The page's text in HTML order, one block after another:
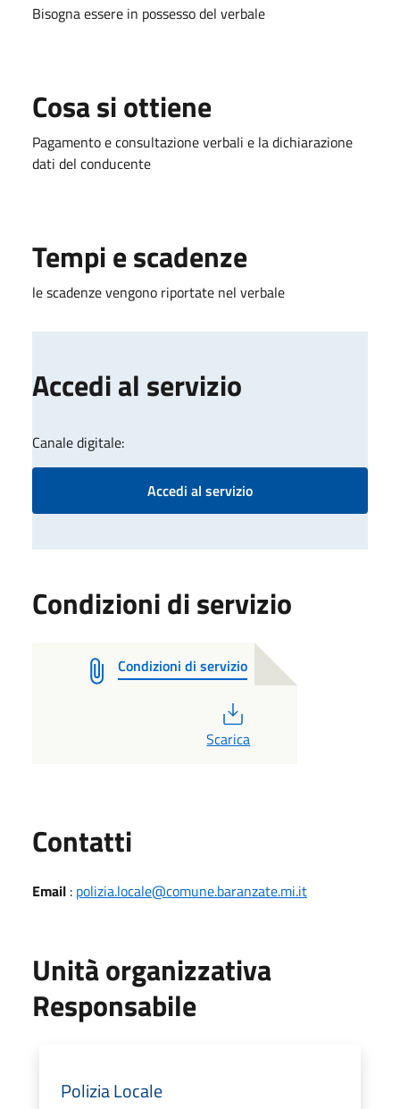
Bisogna essere in possesso del verbale
Cosa si ottiene
Pagamento e consultazione verbali e la dichiarazione
dati del conducente
Tempi e scadenze
le scadenze vengono riportate nel verbale
Accedi al servizio
Canale digitale:
Accedi al servizio
Condizioni di servizio
Condizioni di servizio
Scarica
Contatti
Email : polizia.locale@comune.baranzate.mi.it
Unità organizzativa
Responsabile
Polizia Locale